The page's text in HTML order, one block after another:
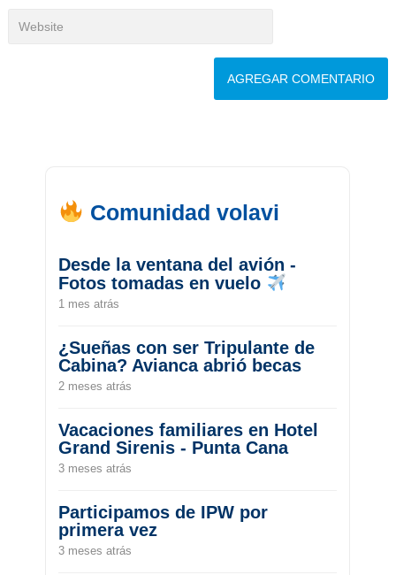
Comunidad volavi
Desde la ventana del avión -
Fotos tomadas en vuelo
1 mes atrás
¿Sueñas con ser Tripulante de
Cabina? Avianca abrió becas
2 meses atrás
Vacaciones familiares en Hotel
Grand Sirenis - Punta Cana
3 meses atrás
Participamos de IPW por
primera vez
3 meses atrás